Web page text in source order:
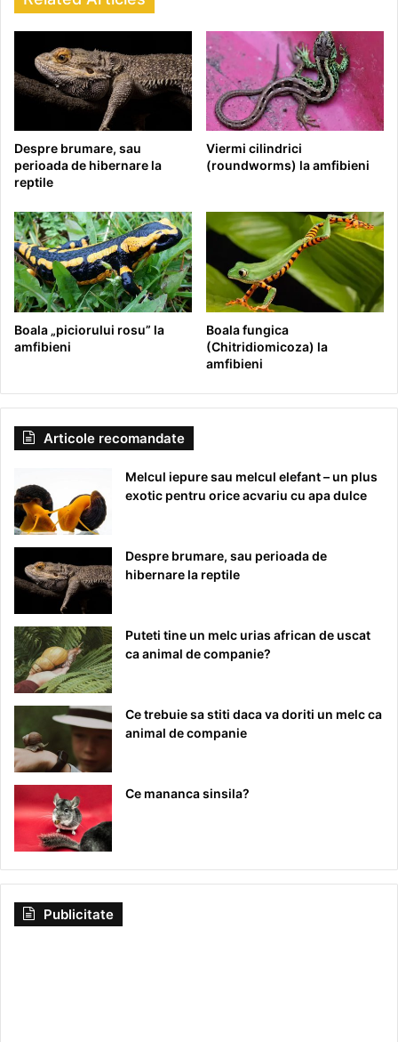
Despre brumare, sau
perioada de hibernare la
reptile
Viermi cilindrici
(roundworms) la amfibieni
Boala „piciorului rosu” la
amfibieni
Boala fungica
(Chitridiomicoza) la
amfibieni
Articole recomandate
Melcul iepure sau melcul elefant – un plus
exotic pentru orice acvariu cu apa dulce
Despre brumare, sau perioada de
hibernare la reptile
Puteti tine un melc urias african de uscat
ca animal de companie?
Ce trebuie sa stiti daca va doriti un melc ca
animal de companie
Ce mananca sinsila?
Publicitate